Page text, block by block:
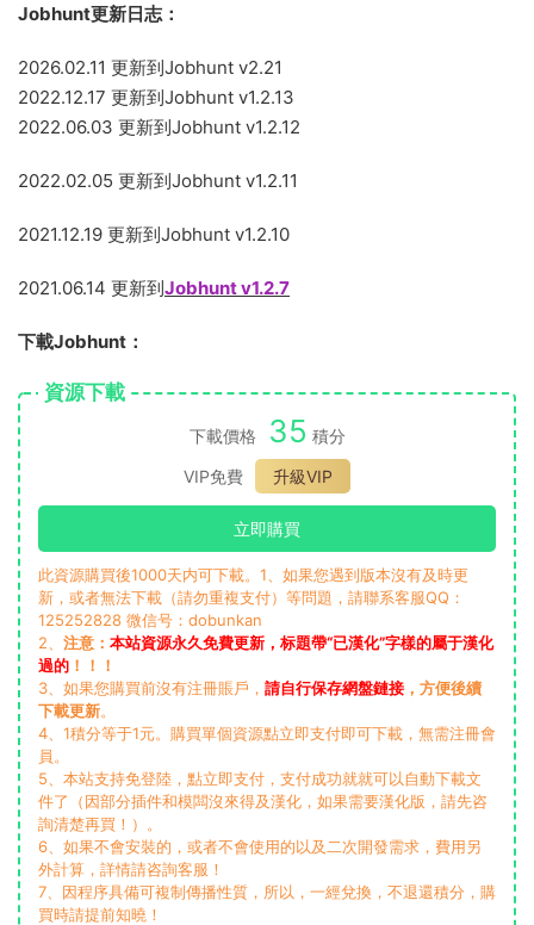
Jobhunt更新日志：
2026.02.11 更新到Jobhunt v2.21
2022.12.17 更新到Jobhunt v1.2.13
2022.06.03 更新到Jobhunt v1.2.12
2022.02.05 更新到Jobhunt v1.2.11
2021.12.19 更新到Jobhunt v1.2.10
2021.06.14 更新到Jobhunt v1.2.7
下載Jobhunt：
資源下載
下載價格 35 積分
VIP免費
升級VIP
立即購買
此資源購買後1000天内可下載。1、如果您遇到版本沒有及時更
新，或者無法下載（請勿重複支付）等問題，請聯系客服QQ：
125252828 微信号：dobunkan
2、 注意： 本站資源永久免費更新，标題帶“已漢化”字樣的屬于漢化
過的 ！！！
3、如果您購買前沒有注冊賬戶， 請自行保存網盤鏈接 ，方便後續
下載更新。
4、1積分等于1元。購買單個資源點立即支付即可下載，無需注冊會
員。
5、本站支持免登陸，點立即支付，支付成功就就可以自動下載文
件了（因部分插件和模闆沒來得及漢化，如果需要漢化版，請先咨
詢清楚再買！）。
6、如果不會安裝的，或者不會使用的以及二次開發需求，費用另
外計算，詳情請咨詢客服！
7、因程序具備可複制傳播性質，所以，一經兌換，不退還積分，購
買時請提前知曉！